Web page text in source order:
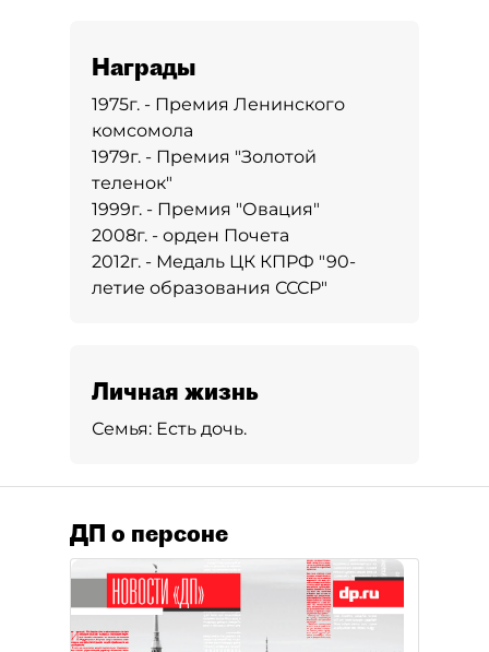
Награды
1975г. - Премия Ленинского
комсомола
1979г. - Премия "Золотой
теленок"
1999г. - Премия "Овация"
2008г. - орден Почета
2012г. - Медаль ЦК КПРФ "90-
летие образования СССР"
Личная жизнь
Семья: Есть дочь.
ДП о персоне